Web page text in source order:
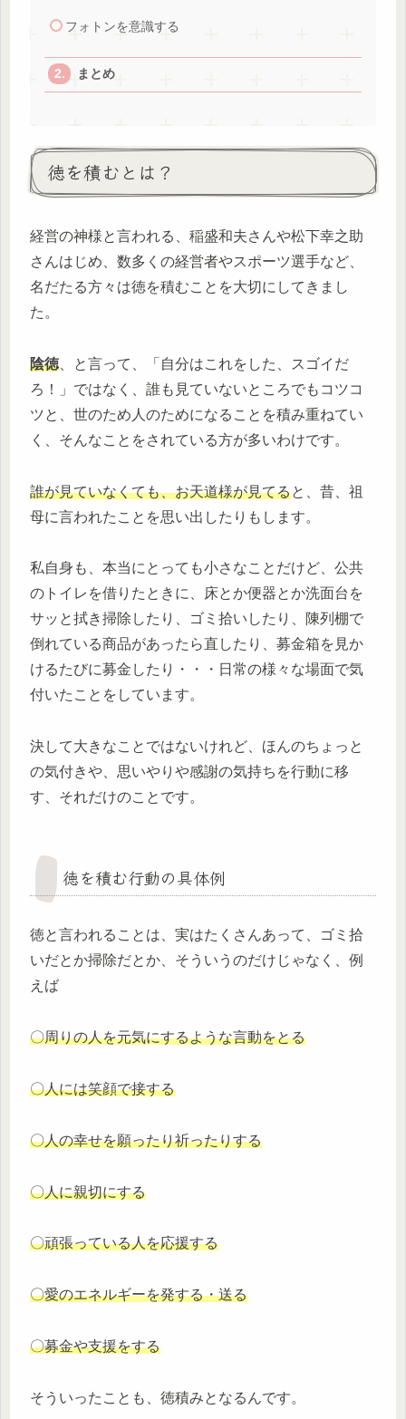
フォトンを意識する
まとめ
徳を積むとは？
経営の神様と言われる、稲盛和夫さんや松下幸之助
さんはじめ、数多くの経営者やスポーツ選手など、
名だたる方々は徳を積むことを大切にしてきまし
た。
陰徳、と言って、「自分はこれをした、スゴイだ
ろ！」ではなく、誰も見ていないところでもコツコ
ツと、世のため人のためになることを積み重ねてい
く、そんなことをされている方が多いわけです。
誰が見ていなくても、お天道様が見てると、昔、祖
母に言われたことを思い出したりもします。
私自身も、本当にとっても小さなことだけど、公共
のトイレを借りたときに、床とか便器とか洗面台を
サッと拭き掃除したり、ゴミ拾いしたり、陳列棚で
倒れている商品があったら直したり、募金箱を見か
けるたびに募金したり・・・日常の様々な場面で気
付いたことをしています。
決して大きなことではないけれど、ほんのちょっと
の気付きや、思いやりや感謝の気持ちを行動に移
す、それだけのことです。
徳を積む行動の具体例
徳と言われることは、実はたくさんあって、ゴミ拾
いだとか掃除だとか、そういうのだけじゃなく、例
えば
〇周りの人を元気にするような言動をとる
〇人には笑顔で接する
〇人の幸せを願ったり祈ったりする
〇人に親切にする
〇頑張っている人を応援する
〇愛のエネルギーを発する・送る
〇募金や支援をする
そういったことも、徳積みとなるんです。